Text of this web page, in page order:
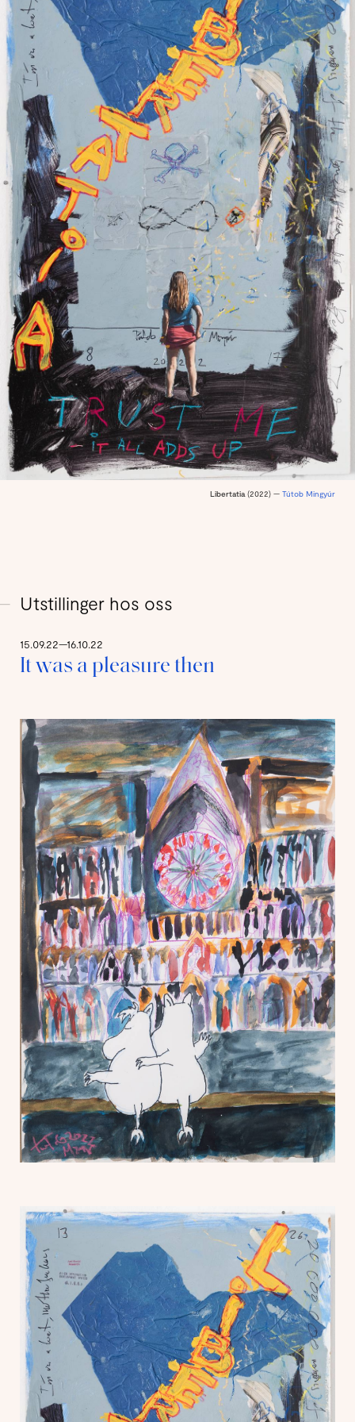
Libertatia (2022) — Tútob Mingyúr
Utstillinger hos oss
15.09.22—16.10.22
It was a pleasure then